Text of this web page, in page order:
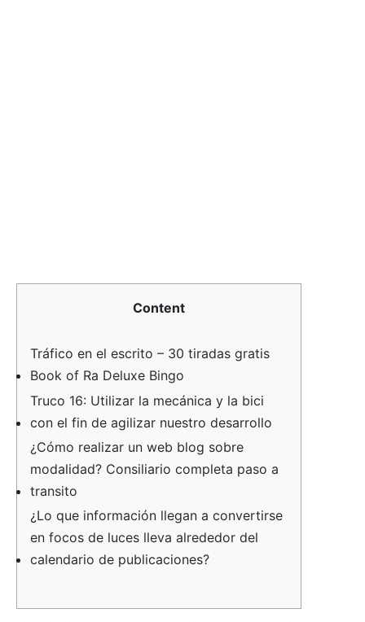
Content
Tráfico en el escrito – 30 tiradas gratis
Book of Ra Deluxe Bingo
Truco 16: Utilizar la mecánica y la bici
con el fin de agilizar nuestro desarrollo
¿Cómo realizar un web blog sobre
modalidad? Consiliario completa paso a
transito
¿Lo que información llegan a convertirse
en focos de luces lleva alrededor del
calendario de publicaciones?